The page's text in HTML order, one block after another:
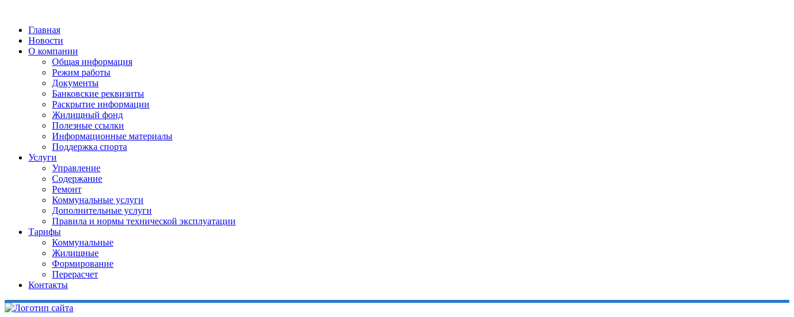
Главная
Новости
О компании
Общая информация
Режим работы
Документы
Банковские реквизиты
Раскрытие информации
Жилищный фонд
Полезные ссылки
Информационные материалы
Поддержка спорта
Услуги
Управление
Содержание
Ремонт
Коммунальные услуги
Дополнительные услуги
Правила и нормы технической эксплуатации
Тарифы
Коммунальные
Жилищные
Формирование
Перерасчет
Контакты